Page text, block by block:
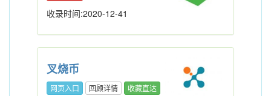
收录时间:2020-12-41
叉烧币
网页入口 回顾详情
收藏直达